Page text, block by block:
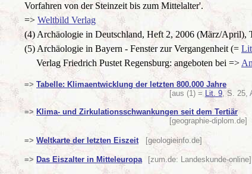
Vorfahren von der Steinzeit bis zum Mittelalter'.
=> Weltbild Verlag
(4) Archäologie in Deutschland, Heft 2, 2006 (März/April),
(5) Archäologie in Bayern - Fenster zur Vergangenheit (=
Verlag Friedrich Pustet Regensburg: angeboten bei =>
=> Tabelle: Klimaentwicklung der letzten 800.000 Jahre
[aus (1) = Lit. 9, S. 25,
=> Klima- und Zirkulationsschwankungen seit dem Tertiär
[geographie-diplom.de]
=> Weltkarte der letzten Eiszeit [geologieinfo.de]
=> Das Eiszalter in Mitteleuropa [zum.de: Landeskunde-online]